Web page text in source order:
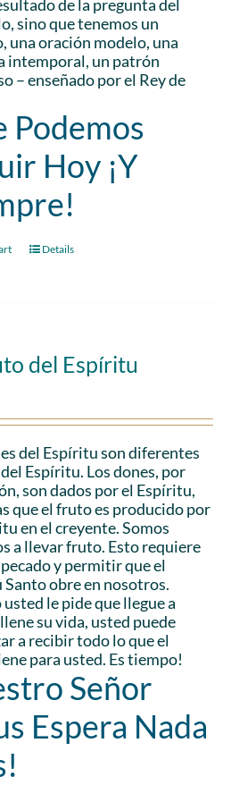
de la pregunta del
sino que tenemos un
una oración modelo, una
intemporal, un patrón
– enseñado por el Rey de
Podemos
Hoy ¡Y
Details
del Espíritu
del Espíritu son diferentes
Espíritu. Los dones, por
son dados por el Espíritu,
que el fruto es producido por
en el creyente. Somos
a llevar fruto. Esto requiere
y permitir que el
obre en nosotros.
le pide que llegue a
su vida, usted puede
a recibir todo lo que el
para usted. Es tiempo!
Señor
Espera Nada